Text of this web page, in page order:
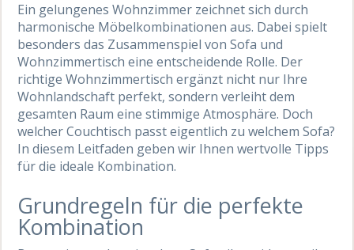
Ein gelungenes Wohnzimmer zeichnet sich durch
harmonische Möbelkombinationen aus. Dabei spielt
besonders das Zusammenspiel von Sofa und
Wohnzimmertisch eine entscheidende Rolle. Der
richtige Wohnzimmertisch ergänzt nicht nur Ihre
Wohnlandschaft perfekt, sondern verleiht dem
gesamten Raum eine stimmige Atmosphäre. Doch
welcher Couchtisch passt eigentlich zu welchem Sofa?
In diesem Leitfaden geben wir Ihnen wertvolle Tipps
für die ideale Kombination.
Grundregeln für die perfekte
Kombination